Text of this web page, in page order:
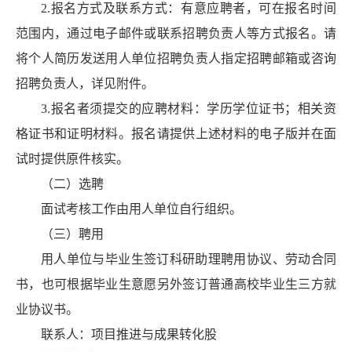
2.报名方式及联系方式：有意应聘者，可在报名时间
范围内，通过电子邮件或联系招聘负责人等方式报名。请
将个人简历发送用人单位招聘负责人指定招聘邮箱或咨询
招聘负责人，详见附件。
3.报名者须提交的应聘材料：学历学位证书；相关资
格证书和证明材料。报名请提供上述材料的电子版并在面
试时提供原件核实。
（二）选聘
面试考核工作由用人单位自行组织。
（三）聘用
用人单位与毕业生签订科研助理聘用协议、劳动合同
书，也可根据毕业生意愿另外签订普通高校毕业生三方就
业协议书。
联系人：项目推进与成果转化股